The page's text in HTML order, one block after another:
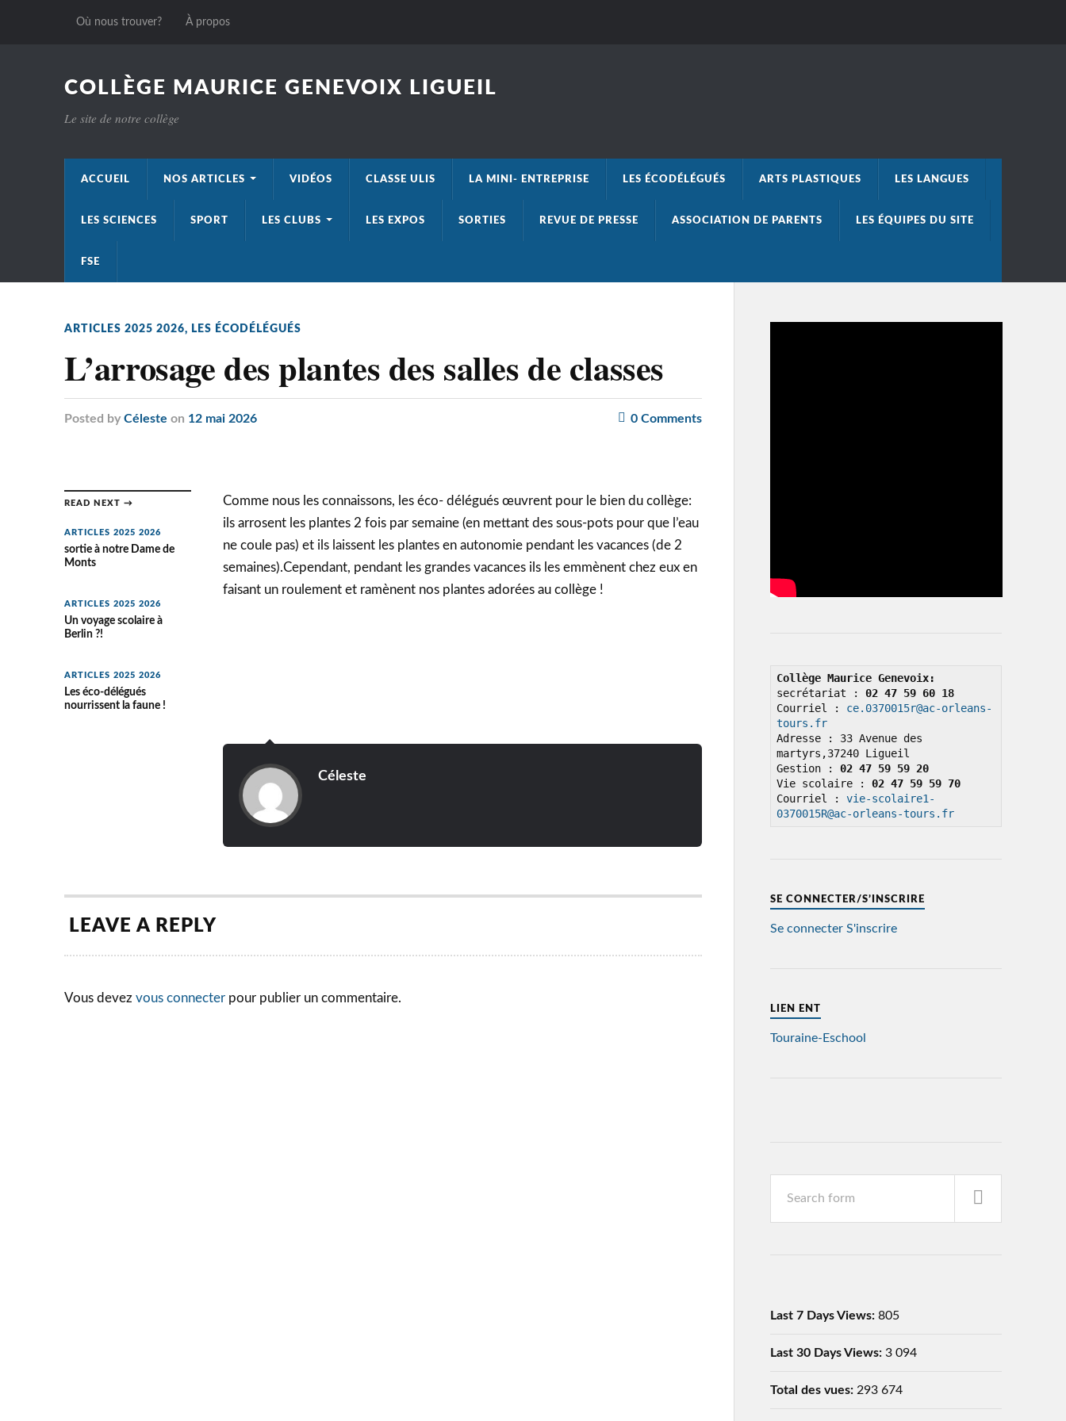
Où nous trouver? À propos
COLLÈGE MAURICE GENEVOIX LIGUEIL
Le site de notre collège
ACCUEIL NOS ARTICLES VIDÉOS CLASSE ULIS LA MINI- ENTREPRISE LES ÉCODÉLÉGUÉS ARTS PLASTIQUES LES LANGUES
LES SCIENCES SPORT LES CLUBS LES EXPOS SORTIES REVUE DE PRESSE ASSOCIATION DE PARENTS LES ÉQUIPES DU SITE
FSE
ARTICLES 2025 2026, LES ÉCODÉLÉGUÉS
L’arrosage des plantes des salles de classes
Posted by Céleste on 12 mai 2026 0Comments
READ NEXT →
ARTICLES 2025 2026
sortie à notre Dame de
Monts
ARTICLES 2025 2026
Un voyage scolaire à
Berlin ?!
ARTICLES 2025 2026
Les éco-délégués
nourrissent la faune !
Comme nous les connaissons, les éco- délégués œuvrent pour le bien du collège:
ils arrosent les plantes 2 fois par semaine (en mettant des sous-pots pour que l’eau
ne coule pas) et ils laissent les plantes en autonomie pendant les vacances (de 2
semaines).Cependant, pendant les grandes vacances ils les emmènent chez eux en
faisant un roulement et ramènent nos plantes adorées au collège !
Céleste
LEAVE A REPLY
Vous devez vous connecterpour publier un commentaire.
Collège Maurice Genevoix:
secrétariat : 02 47 59 60 18
Courriel : ce.0370015r@ac-orleans-
tours.fr
Adresse : 33 Avenue des
martyrs,37240 Ligueil
Gestion : 02 47 59 59 20
Vie scolaire : 02 47 59 59 70
Courriel : vie-scolaire1-
0370015R@ac-orleans-tours.fr
SE CONNECTER/S’INSCRIRE
Se connecter S'inscrire
LIEN ENT
Touraine-Eschool
Last 7 Days Views: 805
Last 30 Days Views: 3 094
Total des vues: 293 674